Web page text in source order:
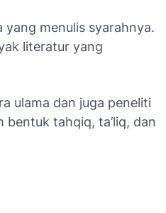
yang menulis syarahnya.
literatur yang
ulama dan juga peneliti
bentuk tahqiq, ta’liq, dan